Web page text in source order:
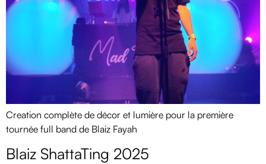
Creation complète de décor et lumière pour la première
tournée full band de Blaiz Fayah
Blaiz ShattaTing 2025